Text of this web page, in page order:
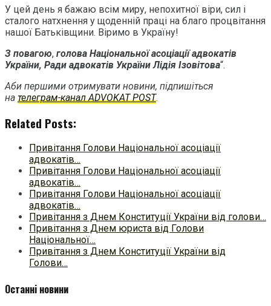
У цей день я бажаю всім миру, непохитної віри, сил і
сталого натхнення у щоденній праці на благо процвітання
нашої Батьківщини. Віримо в Україну!
З повагою, голова Національної асоціації адвокатів
України, Ради адвокатів України Лідія Ізовітова“.
Аби першими отримувати новини, підпишіться
на телеграм-канал ADVOKAT POST.
Related Posts:
Привітання Голови Національної асоціації
адвокатів…
Привітання Голови Національної асоціації
адвокатів…
Привітання Голови Національної асоціації
адвокатів…
Привітання з Днем Конституції України від голови…
Привітання з Днем юриста від Голови
Національної…
Привітання з Днем Конституції України від
Голови…
Останні новини